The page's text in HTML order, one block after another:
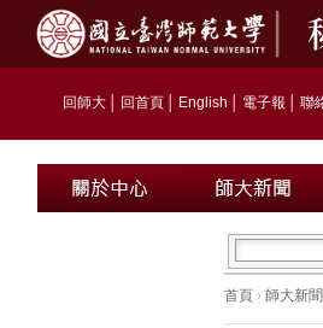
回師大 回首頁 English 電子報 聯
首頁 › 師大新聞